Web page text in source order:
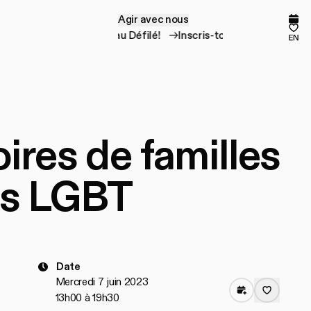
Agir avec nous
Agir avec nous
Inscris-toi au Défilé!
Inscris-toi au Défilé!en
de familles
LGBT
Date
Mercredi 7 juin 2023
13h00 à 19h30